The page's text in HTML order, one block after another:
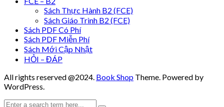
Sách Thực Hành B2 (FCE)
Sách Giáo Trình B2 (FCE)
Sách PDF Có Phí
Sách PDF Miễn Phí
Sách Mới Cập Nhật
HỎI – ĐÁP
All rights reserved @2024. Book Shop Theme. Powered by
WordPress.